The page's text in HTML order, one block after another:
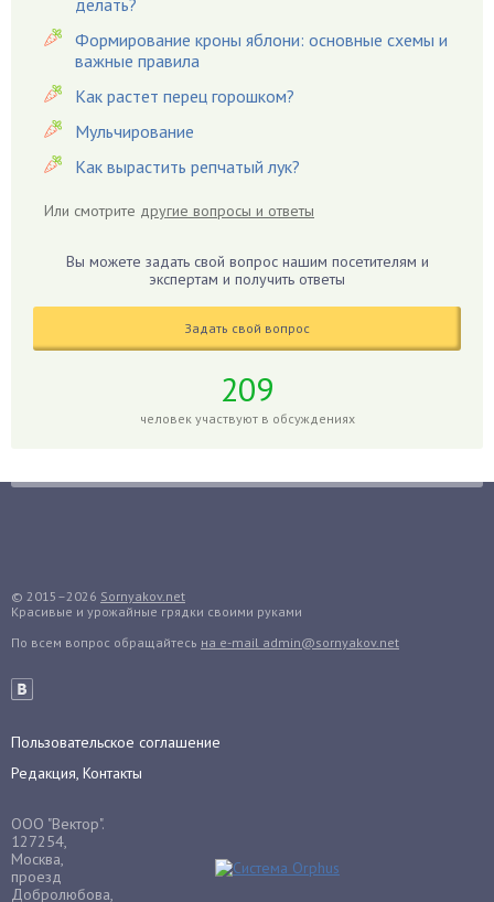
Гвоздики
Георгины
Герань
Гиацинт
Гибискус
Гладиолусы
Голубика
Груши
Дайкон
Декабрист
Денежное дерево
Диффенбахия
Дыня
Ежевика
Ежемалина
делать?
Формирование кроны яблони: основные схемы и
важные правила
Как растет перец горошком?
Мульчирование
Как вырастить репчатый лук?
Или смотрите другие вопросы и ответы
Вы можете задать свой вопрос нашим посетителям и
экспертам и получить ответы
Задать свой вопрос
209
человек участвуют в обсуждениях
© 2015–2026 Sornyakov.net
Красивые и урожайные грядки своими руками
По всем вопрос обращайтесь на e-mail admin@sornyakov.net
Пользовательское соглашение
Редакция, Контакты
ООО "Вектор".
127254,
Москва,
проезд
Добролюбова,